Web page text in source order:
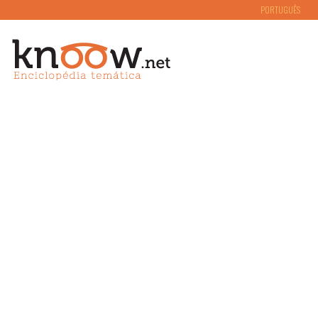
PORTUGUÊS